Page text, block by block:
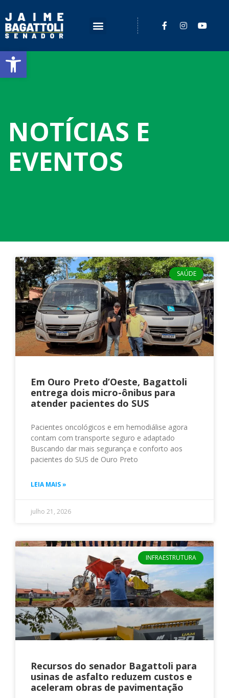
Barra de Ferramentas Aberta
NOTÍCIAS E
EVENTOS
SAÚDE
Em Ouro Preto d’Oeste, Bagattoli
entrega dois micro-ônibus para
atender pacientes do SUS
Pacientes oncológicos e em hemodiálise agora
contam com transporte seguro e adaptado
Buscando dar mais segurança e conforto aos
pacientes do SUS de Ouro Preto
LEIA MAIS »
julho 21, 2026
INFRAESTRUTURA
Recursos do senador Bagattoli para
usinas de asfalto reduzem custos e
aceleram obras de pavimentação